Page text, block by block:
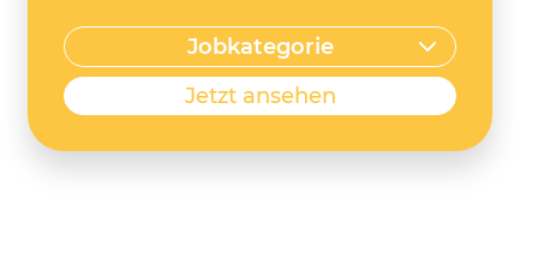
Jobkategorie
Jetzt ansehen